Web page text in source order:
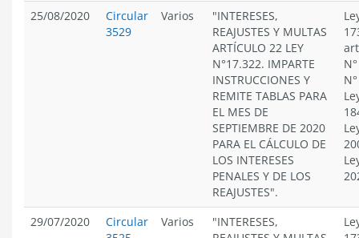
25/08/2020
Circular
3529
Varios
"INTERESES,
REAJUSTES Y MULTAS
ARTÍCULO 22 LEY
N°17.322. IMPARTE
INSTRUCCIONES Y
REMITE TABLAS PARA
EL MES DE
SEPTIEMBRE DE 2020
PARA EL CÁLCULO DE
LOS INTERESES
PENALES Y DE LOS
REAJUSTES".
29/07/2020
Circular
Varios
"INTERESES,